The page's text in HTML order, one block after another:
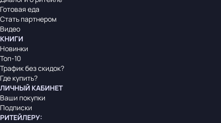
Готовая еда
Стать партнером
Видео
КНИГИ
Новинки
Топ-10
Трафик без скидок?
Где купить?
ЛИЧНЫЙ КАБИНЕТ
Ваши покупки
Подписки
РИТЕЙЛЕРУ: